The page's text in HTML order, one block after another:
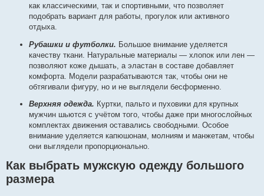
как классическими, так и спортивными, что позволяет
подобрать вариант для работы, прогулок или активного
отдыха.
Рубашки и футболки. Большое внимание уделяется
качеству ткани. Натуральные материалы — хлопок или лен —
позволяют коже дышать, а эластан в составе добавляет
комфорта. Модели разрабатываются так, чтобы они не
обтягивали фигуру, но и не выглядели бесформенно.
Верхняя одежда. Куртки, пальто и пуховики для крупных
мужчин шьются с учётом того, чтобы даже при многослойных
комплектах движения оставались свободными. Особое
внимание уделяется капюшонам, молниям и манжетам, чтобы
они выглядели пропорционально.
Как выбрать мужскую одежду большого
размера